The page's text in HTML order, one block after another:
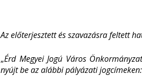
Az előterjesztett és szavazásra feltett
„Érd Megyei Jogú Város
nyújt be az alábbi pályázati jogcímeken: